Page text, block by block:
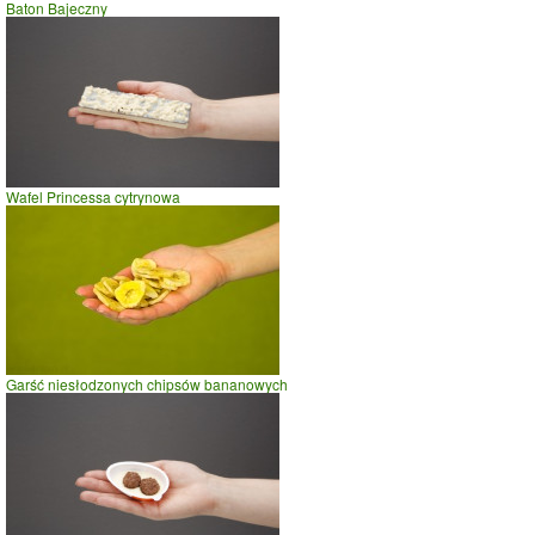
0
szybki taniec,trucht
prowadzenie samochodu
Baton Bajeczny
Wafel Princessa cytrynowa
Garść niesłodzonych chipsów bananowych